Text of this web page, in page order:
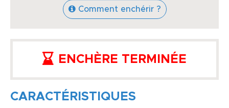
Comment enchérir ?
ENCHÈRE TERMINÉE
CARACTÉRISTIQUES